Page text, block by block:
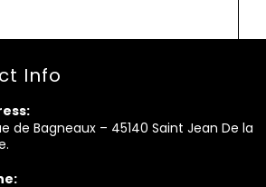
Info
de Bagneaux – 45140 Saint Jean De la